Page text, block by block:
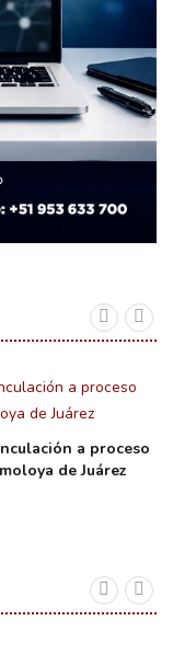
a proceso
de Juárez